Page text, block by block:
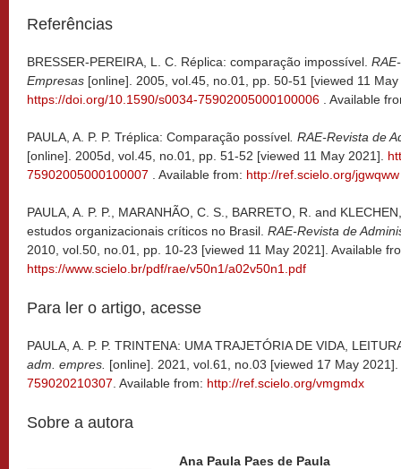
Referências
BRESSER-PEREIRA, L. C. Réplica: comparação impossível.
Empresas [online]. 2005, vol.45, no.01, pp. 50-51 [viewed 11
https://doi.org/10.1590/s0034-75902005000100006
. Available
PAULA, A. P. P. Tréplica: Comparação possível . RAE-Revista de
[online]. 2005d, vol.45, no.01, pp. 51-52 [viewed 11 May 2021].
75902005000100007
. Available from: http://ref.scielo.org/jgwqww
PAULA, A. P. P., MARANHÃO, C. S., BARRETO, R. and
estudos organizacionais críticos no Brasil. RAE-Revista de
2010, vol.50, no.01, pp. 10-23 [viewed 11 May 2021]. Available
https://www.scielo.br/pdf/rae/v50n1/a02v50n1.pdf
Para ler o artigo, acesse
PAULA, A. P. P. TRINTENA: UMA TRAJETÓRIA DE VIDA,
adm. empres. [online]. 2021, vol.61, no.03 [viewed 17 May 2021].
759020210307 . Available from: http://ref.scielo.org/vmgmdx
Sobre a autora
Ana Paula Paes de Paula